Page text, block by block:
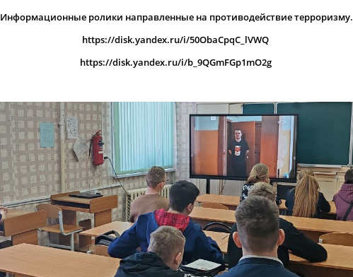
Информационные ролики направленные на противодействие терроризму.
https://disk.yandex.ru/i/50ObaCpqC_lVWQ
https://disk.yandex.ru/i/b_9QGmFGp1mO2g